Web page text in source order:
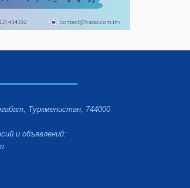
Туркменистан, 744000
и объявлений: